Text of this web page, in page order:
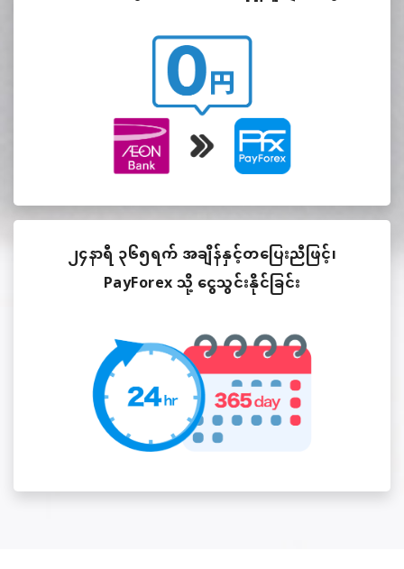
၂၄နာရီ ၃၆၅ရက် အချိန်နှင့်တပြေးညီဖြင့်၊
PayForex သို့ ငွေသွင်းနိုင်ခြင်း